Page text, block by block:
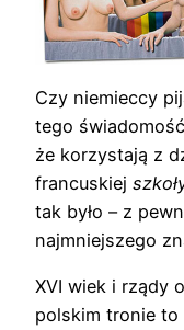
Czy niemieccy
tego
że korzystają z
francuskiej
tak było – z
najmniejszego
XVI wiek i rządy
polskim tronie to